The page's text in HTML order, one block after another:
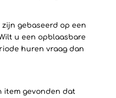
gebaseerd op een
u een opblaasbare
huren vraag dan
item gevonden dat